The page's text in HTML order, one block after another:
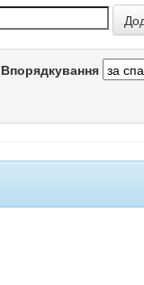
Впорядкування